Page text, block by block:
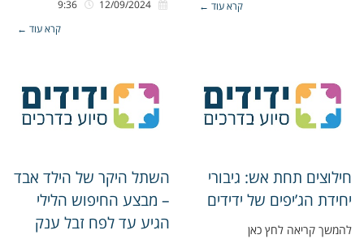
קרא עוד ←
קרא עוד ←
חילוצים תחת אש: גיבורי
יחידת הג’יפים של ידידים
להמשך קריאה לחץ כאן
השתל היקר של הילד אבד
– מבצע החיפוש הלילי
הגיע עד לפח זבל ענק